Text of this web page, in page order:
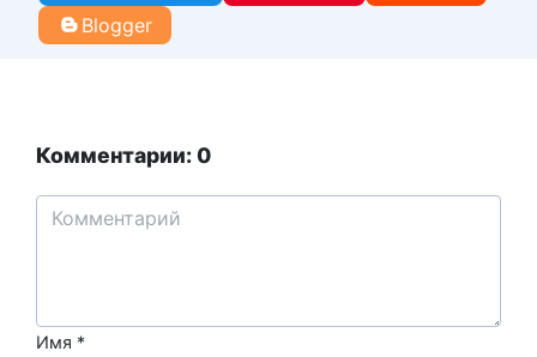
Blogger
Комментарии: 0
Имя *